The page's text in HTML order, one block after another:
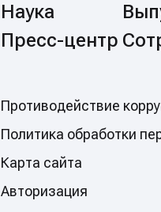
Наука
Пресс-центр
Противодействие
Политикa обработки
Карта сайта
Авторизация